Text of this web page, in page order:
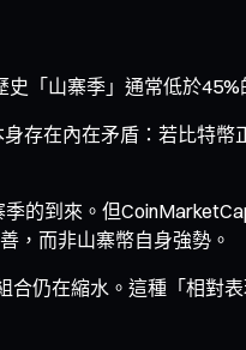
「山寨季」通常低於45%
存在內在矛盾：若比特
的到來。但
，而非山寨幣自身強勢。
仍在縮水。這種「相對